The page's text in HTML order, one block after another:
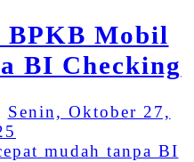
BPKB Mobil
BI Checking
Senin, Oktober 27,